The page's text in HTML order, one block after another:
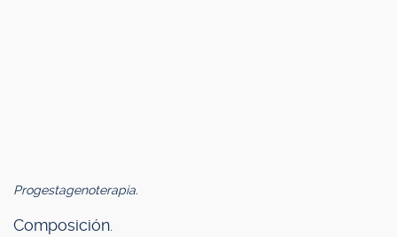
Progestagenoterapia.
Composición.